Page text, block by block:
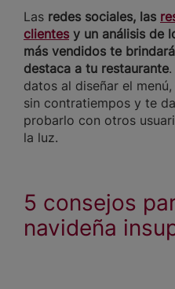
Las redes sociales, las
clientes y un análisis de
más vendidos te
destaca a tu restaurante
datos al diseñar el
sin contratiempos y te
probarlo con otros
la luz.
5 consejos
navideña